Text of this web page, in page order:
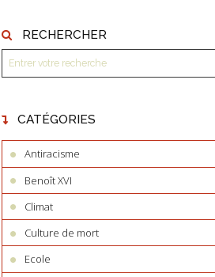
RECHERCHER
CATÉGORIES
Antiracisme
Benoît XVI
Climat
Culture de mort
Ecole